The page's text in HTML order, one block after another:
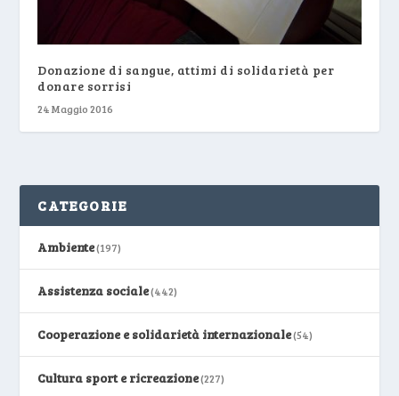
Donazione di sangue, attimi di solidarietà per
donare sorrisi
24 Maggio 2016
CATEGORIE
Ambiente(197)
Assistenza sociale(442)
Cooperazione e solidarietà internazionale(54)
Cultura sport e ricreazione(227)